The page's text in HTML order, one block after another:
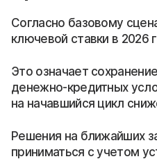
Согласно базовому
ключевой ставки в 2026
Это означает
денежно-кредитных
на начавшийся цикл
Решения на ближайших
приниматься с учетом